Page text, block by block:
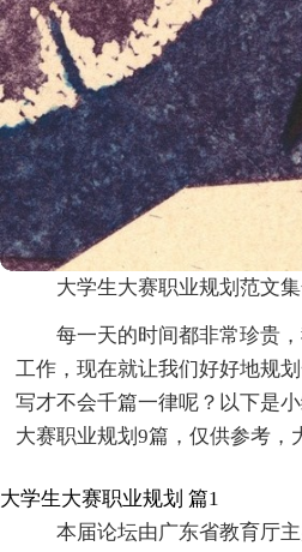
大学生大赛职业规划范文
每一天的时间都非常珍贵
工作，现在就让我们好好地规
写才不会千篇一律呢？以下是
大赛职业规划9篇，仅供参考，
大学生大赛职业规划 篇1
本届论坛由广东省教育厅